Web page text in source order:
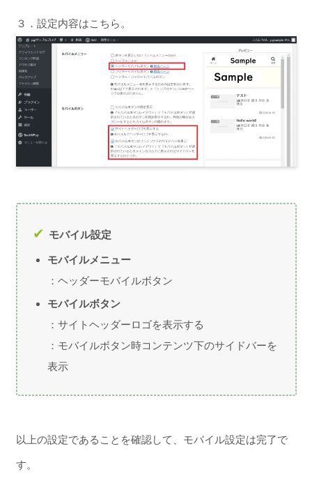
３．設定内容はこちら。
モバイル設定
モバイルメニュー
：ヘッダーモバイルボタン
モバイルボタン
：サイトヘッダーロゴを表示する
：モバイルボタン時コンテンツ下のサイドバーを
表示
以上の設定であることを確認して、モバイル設定は完了で
す。